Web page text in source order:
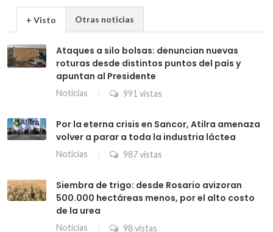
+ Visto Otras noticias
Ataques a silo bolsas: denuncian nuevas
roturas desde distintos puntos del país y
apuntan al Presidente
Noticias 991 vistas
Por la eterna crisis en Sancor, Atilra amenaza
volver a parar a toda la industria láctea
Noticias 987 vistas
Siembra de trigo: desde Rosario avizoran
500.000 hectáreas menos, por el alto costo
de la urea
Noticias 98 vistas